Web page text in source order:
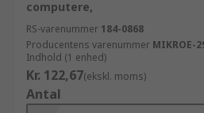
computere,
RS-varenummer 184-0868
Producentens varenummer MIKROE-
Indhold (1 enhed)
Kr. 122,67(ekskl. moms)
Antal